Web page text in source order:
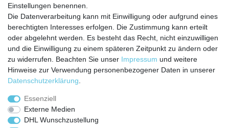
Einstellungen benennen.
Die Datenverarbeitung kann mit Einwilligung oder aufgrund eines
berechtigten Interesses erfolgen. Die Zustimmung kann erteilt
oder abgelehnt werden. Es besteht das Recht, nicht einzuwilligen
und die Einwilligung zu einem späteren Zeitpunkt zu ändern oder
zu widerrufen. Beachten Sie unser Impressum und weitere
Hinweise zur Verwendung personenbezogener Daten in unserer
Daten­schutz­erklärung
Essenziell
Externe Medien
DHL Wunschzustellung
Batterierücknahmeverordnung
Kostenloser Newsletter
E-MAIL **
Newsletter
Honig
Daten­schutz­erklärung
Einwilligung kann ich jederzeit widerrufen.**